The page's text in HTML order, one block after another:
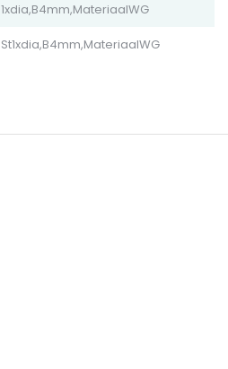
1xdia,B4mm,MateriaalWG
St1xdia,B4mm,MateriaalWG